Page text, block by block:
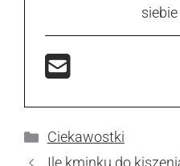
Kategorie
Ciekawostki